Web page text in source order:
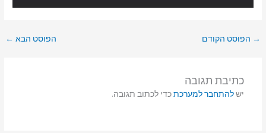
→ הפוסט הקודם הפוסט הבא ←
כתיבת תגובה
ישלהתחבר למערכתכדי לכתוב תגובה.